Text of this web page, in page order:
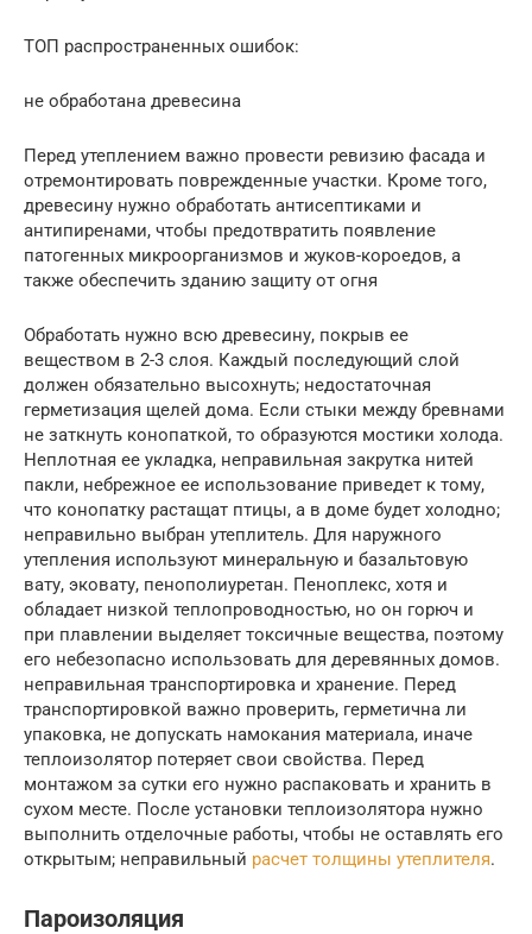
ТОП распространенных ошибок:
не обработана древесина
Перед утеплением важно провести ревизию фасада и
отремонтировать поврежденные участки. Кроме того,
древесину нужно обработать антисептиками и
антипиренами, чтобы предотвратить появление
патогенных микроорганизмов и жуков-короедов, а
также обеспечить зданию защиту от огня
Обработать нужно всю древесину, покрыв ее
веществом в 2-3 слоя. Каждый последующий слой
должен обязательно высохнуть; недостаточная
герметизация щелей дома. Если стыки между бревнами
не заткнуть конопаткой, то образуются мостики холода.
Неплотная ее укладка, неправильная закрутка нитей
пакли, небрежное ее использование приведет к тому,
что конопатку растащат птицы, а в доме будет холодно;
неправильно выбран утеплитель. Для наружного
утепления используют минеральную и базальтовую
вату, эковату, пенополиуретан. Пеноплекс, хотя и
обладает низкой теплопроводностью, но он горюч и
при плавлении выделяет токсичные вещества, поэтому
его небезопасно использовать для деревянных домов.
неправильная транспортировка и хранение. Перед
транспортировкой важно проверить, герметична ли
упаковка, не допускать намокания материала, иначе
теплоизолятор потеряет свои свойства. Перед
монтажом за сутки его нужно распаковать и хранить в
сухом месте. После установки теплоизолятора нужно
выполнить отделочные работы, чтобы не оставлять его
открытым; неправильный расчет толщины утеплителя.
Пароизоляция